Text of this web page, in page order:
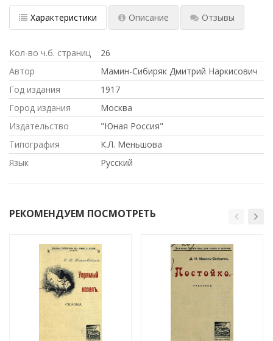
Характеристики Описание Отзывы
Кол-во ч.б. страниц
26
Автор
Мамин-Сибиряк Дмитрий Наркисович
Год издания
1917
Город издания
Москва
Издательство
"Юная Россия"
Типография
К.Л. Меньшова
Язык
Русский
РЕКОМЕНДУЕМ ПОСМОТРЕТЬ